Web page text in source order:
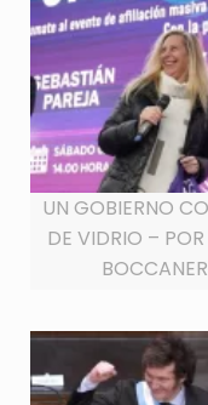
UN GOBIERNO
DE VIDRIO –